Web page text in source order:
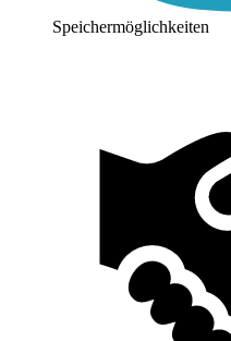
Speichermöglichkeiten